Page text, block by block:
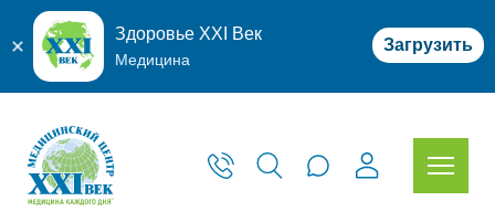
Здоровье XXI Век
Медицина
Загрузить